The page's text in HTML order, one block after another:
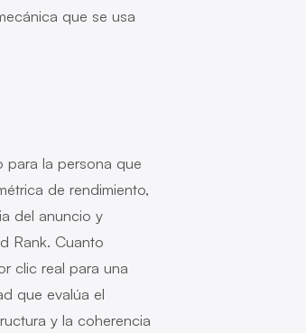
que se usa
para la persona que
de rendimiento,
del anuncio y
Rank. Cuanto
clic real para una
que evalúa el
y la coherencia